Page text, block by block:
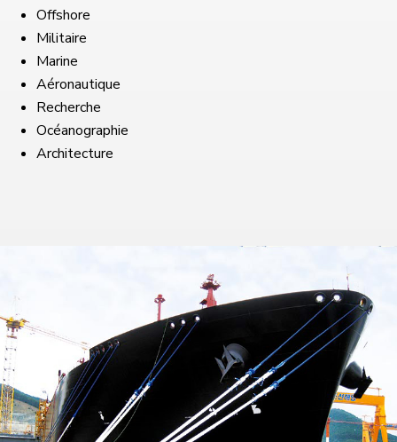
Offshore
Militaire
Marine
Aéronautique
Recherche
Océanographie
Architecture